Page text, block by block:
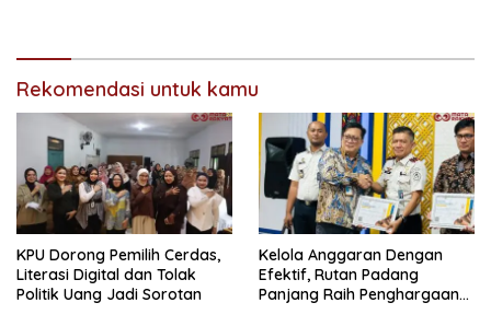
Rekomendasi untuk kamu
KPU Dorong Pemilih Cerdas,
Literasi Digital dan Tolak
Politik Uang Jadi Sorotan
Kelola Anggaran Dengan
Efektif, Rutan Padang
Panjang Raih Penghargaan